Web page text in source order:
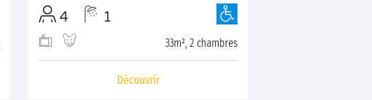
4 1
33m², 2 chambres
Découvrir